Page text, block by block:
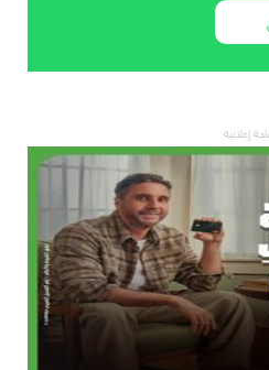
إعلانية